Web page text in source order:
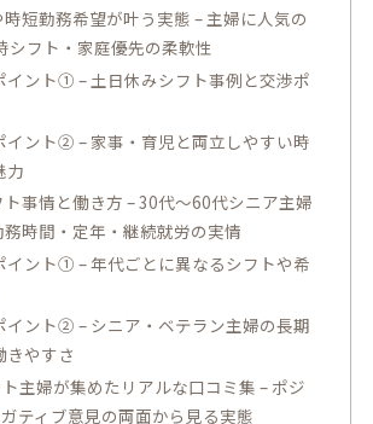
短勤務希望が叶う実態 – 主婦に人気の
シフト・家庭優先の柔軟性
イント① – 土日休みシフト事例と交渉ポ
イント② – 家事・育児と両立しやすい時
力
事情と働き方 – 30代～60代シニア主婦
時間・定年・継続就労の実情
イント① – 年代ごとに異なるシフトや希
イント② – シニア・ベテラン主婦の長期
きやすさ
主婦が集めたリアルな口コミ集 – ポジ
ティブ意見の両面から見る実態